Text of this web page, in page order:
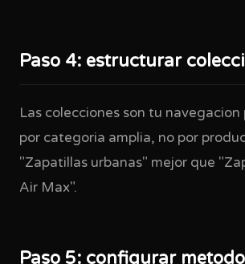
Paso 4: estructurar
Las colecciones son tu navegacion
por categoria amplia, no por
"Zapatillas urbanas" mejor que
Air Max".
Paso 5: configurar